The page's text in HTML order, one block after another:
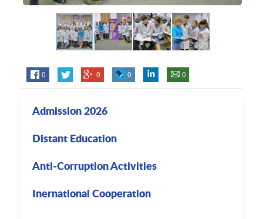
0 0 0 0
Admission 2026
Distant Education
Anti-Corruption Activities
Inernational Cooperation